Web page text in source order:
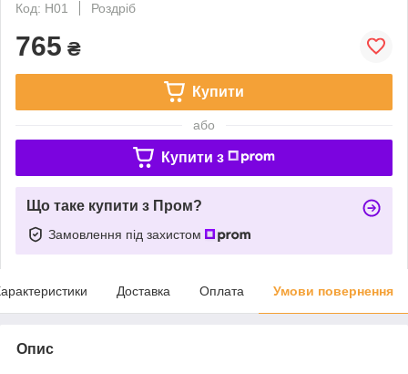
Код: Н01
Роздріб
765 ₴
Купити
або
Купити з
Що таке купити з Пром?
Замовлення під захистом
Доставка Оплата Умови повернення
Опис